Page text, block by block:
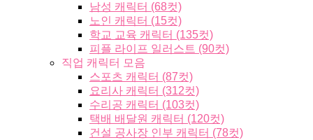
남성 캐릭터 (68컷)
노인 캐릭터 (15컷)
학교 교육 캐릭터 (135컷)
피플 라이프 일러스트 (90컷)
직업 캐릭터 모음
스포츠 캐릭터 (87컷)
요리사 캐릭터 (312컷)
수리공 캐릭터 (103컷)
택배 배달원 캐릭터 (120컷)
건설 공사장 인부 캐릭터 (78컷)